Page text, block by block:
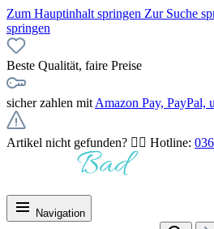
Zum Hauptinhalt springen Zur Suche
springen
Beste Qualität, faire Preise
sicher zahlen mit Amazon Pay, PayPal,
Artikel nicht gefunden? 👉🏻 Hotline:
Navigation